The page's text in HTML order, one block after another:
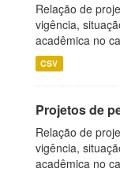
Relação de
vigência,
acadêmica no
CSV
Projetos de
Relação de
vigência,
acadêmica no